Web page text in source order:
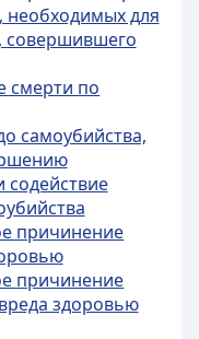
для
совершившего
смерти по
самоубийства,
содействие
причинение
причинение
здоровью